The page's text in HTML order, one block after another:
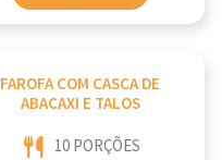
FAROFA COM CASCA DE
ABACAXI E TALOS
10 PORÇÕES